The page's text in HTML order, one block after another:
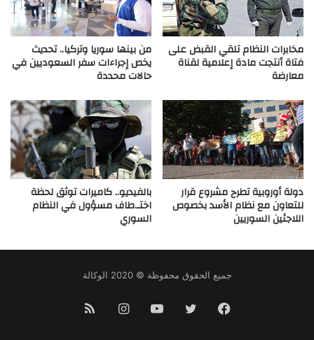
مخابرات النظام تلقي القبض على
فتاة أنتجت مادة إعلامية لقناة
معارضة
من بينها سوريا وتركيا.. تحديث
يخص إجراءات سفر السعوديين في
حالات محددة
دولة أوروبية تطرح مشروع قرار
للتعاون مع نظام الأسد بخصوص
اللاجئين السوريين
بالفيديو.. كاميرات توثق لحظة
اختـ.طاف مسؤول في النظام
السوري
جميع الحقوق محفوظة © 2020 الوكالة
فيسبوك تويتر يوتيوب انستقرام